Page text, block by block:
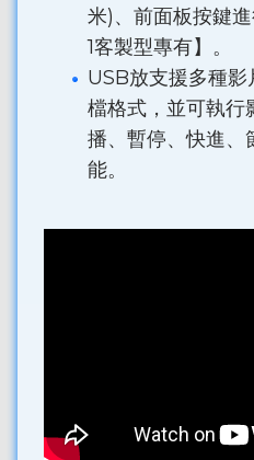
米)、前面板按鍵
1客製型專有】。
USB放支援多種
檔格式，並可執行
播、暫停、快進、
能。